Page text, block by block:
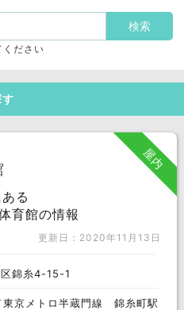
ださい
新宿区
屋内
る
育館の情報
更新日：2020年11月13日
錦糸4-15-1
東京メトロ半蔵門線 錦糸町駅